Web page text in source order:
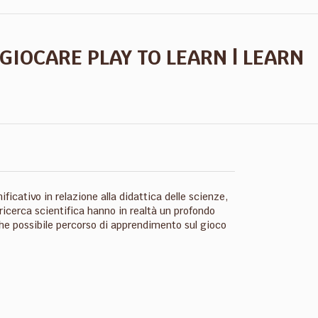
PLAY TO LEARN | LEARN
in relazione alla didattica delle scienze,
scientifica hanno in realtà un profondo
possibile percorso di apprendimento sul gioco